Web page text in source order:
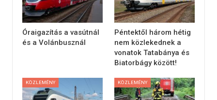
Óraigazítás a vasútnál
és a Volánbusznál
Péntektől három hétig
nem közlekednek a
vonatok Tatabánya és
Biatorbágy között!
KÖZLEMÉNY KÖZLEMÉNY